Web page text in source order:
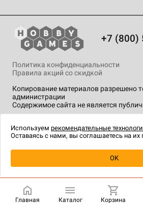
Уведомить о
+7 (800)
Копирование материалов разрешено
администрации
Содержимое сайта не является
Политика конфиденциальности
Правила акций со скидкой
технологии.
Главная Каталог Корзина
Используем рекомендательные
Оставаясь с нами, вы соглашаетесь на
OK